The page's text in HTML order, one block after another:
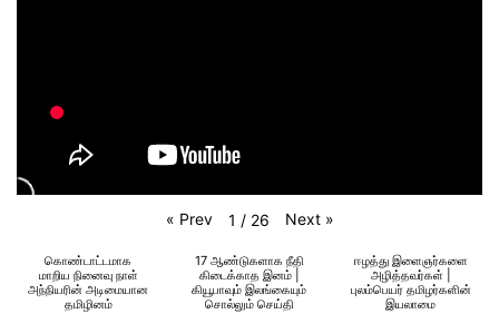
« Prev 1 / 26 Next »
கொண்டாட்டமாக
மாறிய நினைவு நாள்
அந்நியரின் அடிமையான
தமிழினம்
17 ஆண்டுகளாக நீதி
கிடைக்காத இனம் |
கியூபாவும் இலங்கையும்
சொல்லும் செய்தி
ஈழத்து இளைஞர்களை
அழித்தவர்கள் |
புலம்பெயர் தமிழர்களின்
இயலாமை